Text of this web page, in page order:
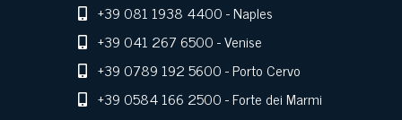
+39 081 1938 4400- Naples
+39 041 267 6500- Venise
+39 0789 192 5600- Porto Cervo
+39 0584 166 2500- Forte dei Marmi